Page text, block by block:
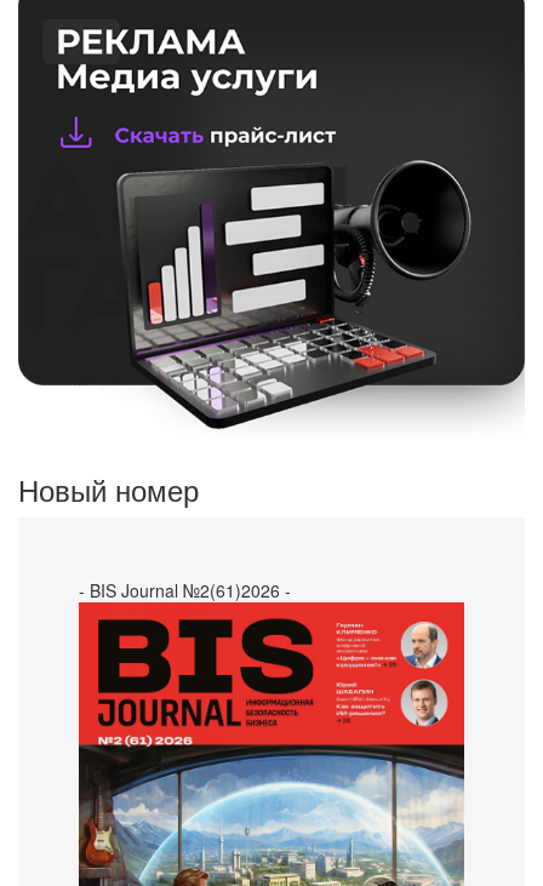
Новый номер
- BIS Journal №2(61)2026 -